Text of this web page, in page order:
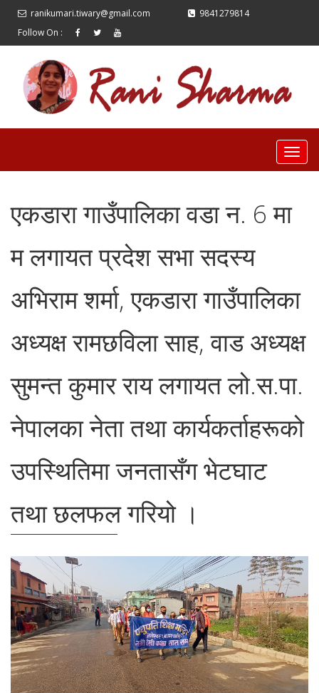
ranikumari.tiwary@gmail.com
9841279814
Follow On :
एकडारा गाउँपालिका वडा न. 6 मा
म लगायत प्रदेश सभा सदस्य
अभिराम शर्मा, एकडारा गाउँपालिका
अध्यक्ष रामछविला साह, वाड अध्यक्ष
सुमन्त कुमार राय लगायत लो.स.पा.
नेपालका नेता तथा कार्यकर्ताहरूको
उपस्थितिमा जनतासँग भेटघाट
तथा छलफल गरियो ।